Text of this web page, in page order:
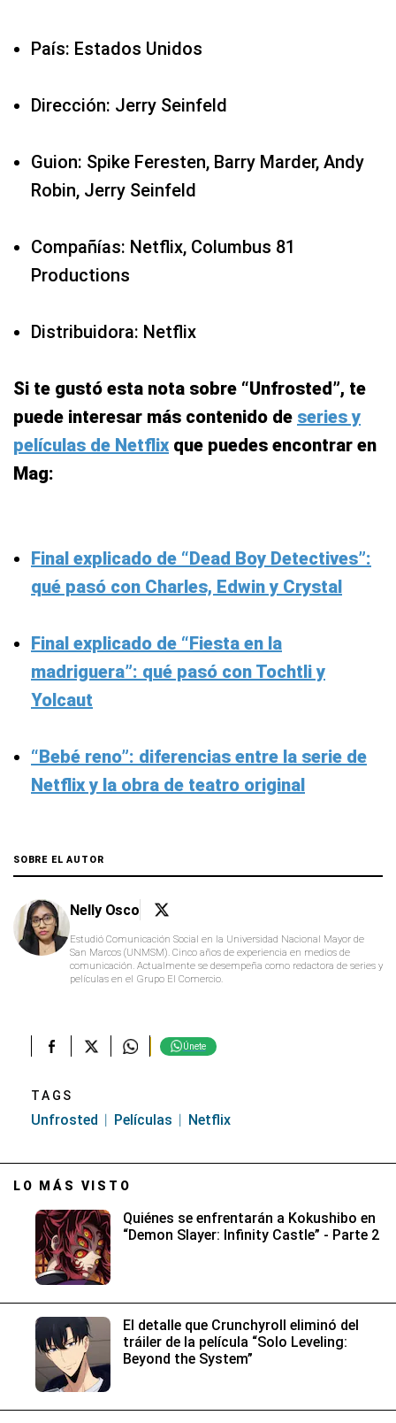
País: Estados Unidos
Dirección: Jerry Seinfeld
Guion: Spike Feresten, Barry Marder, Andy
Robin, Jerry Seinfeld
Compañías: Netflix, Columbus 81
Productions
Distribuidora: Netflix
Si te gustó esta nota sobre “Unfrosted”, te
puede interesar más contenido de series y
películas de Netflix que puedes encontrar en
Mag:
Final explicado de “Dead Boy Detectives”:
qué pasó con Charles, Edwin y Crystal
Final explicado de “Fiesta en la
madriguera”: qué pasó con Tochtli y
Yolcaut
“Bebé reno”: diferencias entre la serie de
Netflix y la obra de teatro original
SOBRE EL AUTOR
Nelly Osco
Estudió Comunicación Social en la Universidad Nacional Mayor de
San Marcos (UNMSM). Cinco años de experiencia en medios de
comunicación. Actualmente se desempeña como redactora de series y
películas en el Grupo El Comercio.
Únete
TAGS
Unfrosted Películas Netflix
LO MÁS VISTO
Quiénes se enfrentarán a Kokushibo en
“Demon Slayer: Infinity Castle” - Parte 2
El detalle que Crunchyroll eliminó del
tráiler de la película “Solo Leveling:
Beyond the System”